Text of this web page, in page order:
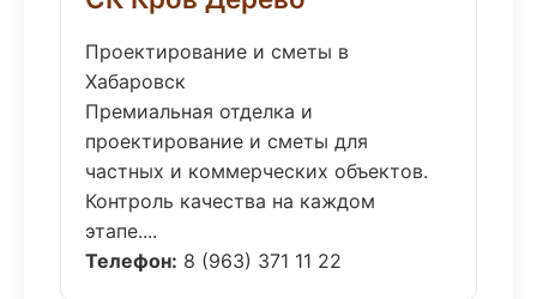
Проектирование и сметы в
Хабаровск
Премиальная отделка и
проектирование и сметы для
частных и коммерческих объектов.
Контроль качества на каждом
этапе....
Телефон: 8 (963) 371 11 22